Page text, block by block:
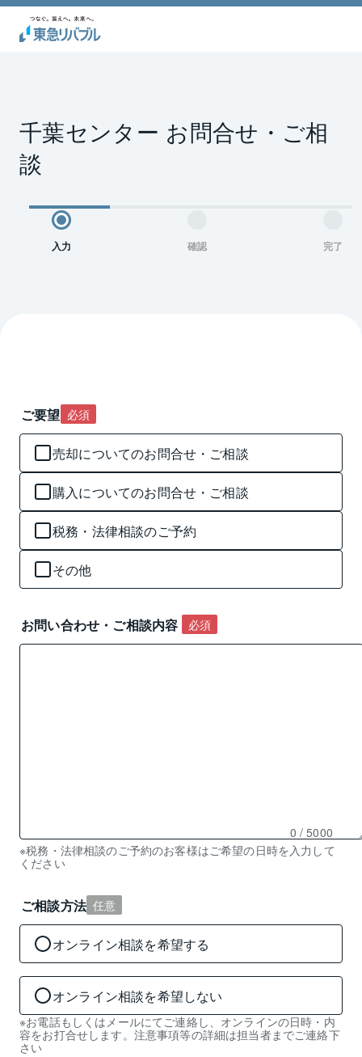
千葉センター お問合せ・ご相
談
入力 確認 完了
ご要望 必須
売却についてのお問合せ・ご相談
購入についてのお問合せ・ご相談
税務・法律相談のご予約
その他
必須
残
り
文
字
力
可
0 / 5000
※税務・法律相談のご予約のお客様はご希望の日時を入力して
ください
ご相談方法 任意
オンライン相談を希望する
オンライン相談を希望しない
※お電話もしくはメールにてご連絡し、オンラインの日時・内
容をお打合せします。注意事項等の詳細は担当者までご連絡下
さい